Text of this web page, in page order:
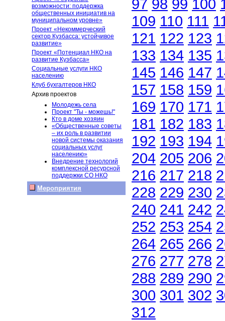
возможности: поддержка
общественных инициатив на
муниципальном уровне»
Проект «Некоммерческий
сектор Кузбасса: устойчивое
развитие»
Проект «Потенциал НКО на
развитие Кузбасса»
Социальные услуги НКО
населению
Клуб бухгалтеров НКО
Архив проектов
Молодежь села
Проект "Ты - можешь!"
Кто в доме хозяин
«Общественные советы
– их роль в развитии
новой системы оказания
социальных услуг
населению»
Внедрение технологий
комплексной ресурсной
поддержки СО НКО
Мероприятия
97 98 99 100
109 110 111
121 122 123
133 134 135
145 146 147
157 158 159
169 170 171
181 182 183
192 193 194
204 205 206
216 217 218
228 229 230
240 241 242
252 253 254
264 265 266
276 277 278
288 289 290
300 301 302
312